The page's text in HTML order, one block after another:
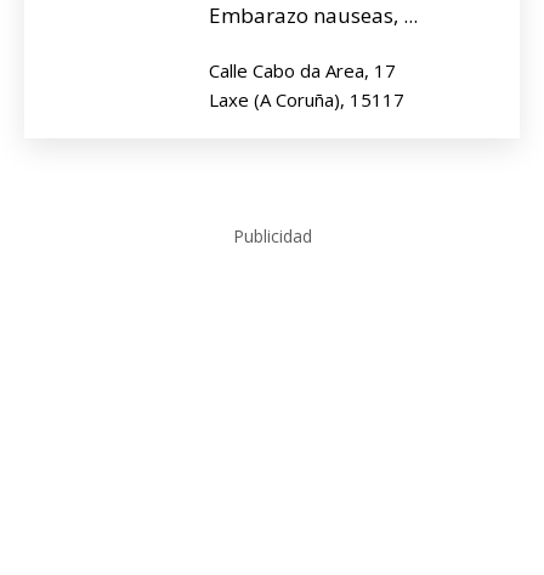
Embarazo nauseas, ...
Calle Cabo da Area, 17
Laxe (A Coruña), 15117
Publicidad